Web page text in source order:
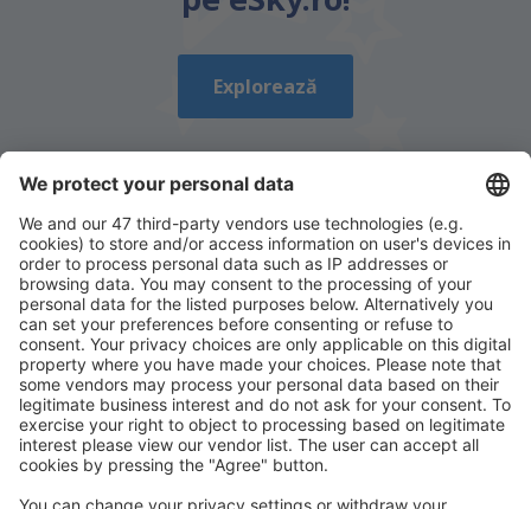
Explorează
Descarcă aplicația noastrăși organizează-ţi
convenabil călătoriile